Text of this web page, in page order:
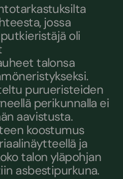
jossa
oli
talonsa
purueristeiden
perikunnalla ei
aavistusta.
koostumus
ja
talon yläpohjan
asbestipurkuna.